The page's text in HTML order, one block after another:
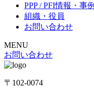
PPP / PFI情報・事例
組織・役員
お問い合わせ
MENU
お問い合わせ
〒102-0074